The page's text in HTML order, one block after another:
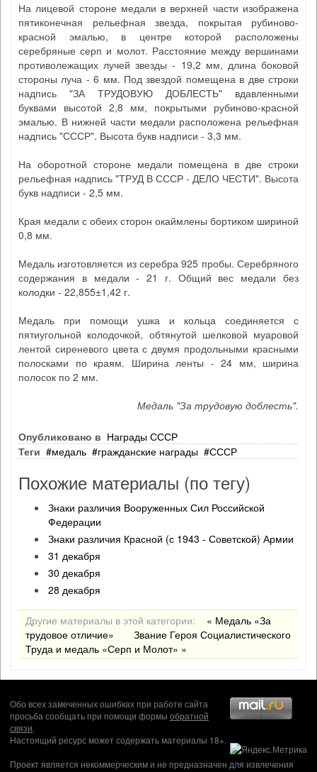
На лицевой стороне медали в верхней части изображена
пятиконечная рельефная звезда, покрытая рубиново-
красной эмалью, в центре которой расположены
серебряные серп и молот. Расстояние между вершинами
противолежащих лучей звезды - 19,2 мм, длина боковой
стороны луча - 6 мм. Под звездой помещена в две строки
надпись "ЗА ТРУДОВУЮ ДОБЛЕСТЬ" вдавленными
буквами высотой 2,8 мм, покрытыми рубиново-красной
эмалью. В нижней части медали расположена рельефная
надпись "СССР". Высота букв надписи - 3,3 мм.
На оборотной стороне медали помещена в две строки
рельефная надпись "ТРУД В СССР - ДЕЛО ЧЕСТИ". Высота
букв надписи - 2,5 мм.
Края медали с обеих сторон окаймлены бортиком шириной
0,8 мм.
Медаль изготовляется из серебра 925 пробы. Серебряного
содержания в медали - 21 г. Общий вес медали без
колодки - 22,855±1,42 г.
Медаль при помощи ушка и кольца соединяется с
пятиугольной колодочкой, обтянутой шелковой муаровой
лентой сиреневого цвета с двумя продольными красными
полосками по краям. Ширина ленты - 24 мм, ширина
полосок по 2 мм.
Медаль "За трудовую доблесть".
Опубликовано в Награды СССР
Теги
медаль гражданские награды СССР
Похожие материалы (по тегу)
Знаки различия Вооруженных Сил Российской
Федерации
Знаки различия Красной (с 1943 - Советской) Армии
31 декабря
30 декабря
28 декабря
Другие материалы в этой категории:
« Медаль «За
трудовое отличие»
Звание Героя Социалистического
Труда и медаль «Серп и Молот» »
Обо всех замеченных ошибках при работе сайта
просьба сообщать при помощи формы обратной
связи.
Настоящий ресурс может содержать материалы 18+.
Проект является некоммерческим и не предназначен для извлечения